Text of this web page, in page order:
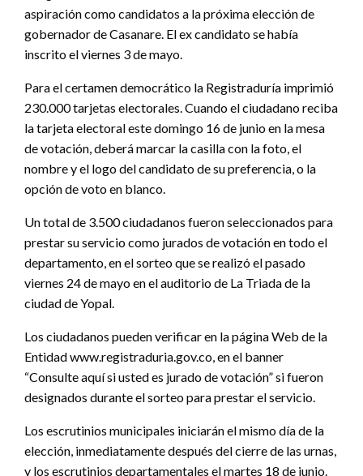
aspiración como candidatos a la próxima elección de
gobernador de Casanare. El ex candidato se había
inscrito el viernes 3 de mayo.
Para el certamen democrático la Registraduría imprimió
230.000 tarjetas electorales. Cuando el ciudadano reciba
la tarjeta electoral este domingo 16 de junio en la mesa
de votación, deberá marcar la casilla con la foto, el
nombre y el logo del candidato de su preferencia, o la
opción de voto en blanco.
Un total de 3.500 ciudadanos fueron seleccionados para
prestar su servicio como jurados de votación en todo el
departamento, en el sorteo que se realizó el pasado
viernes 24 de mayo en el auditorio de La Triada de la
ciudad de Yopal.
Los ciudadanos pueden verificar en la página Web de la
Entidad www.registraduria.gov.co, en el banner
“Consulte aquí si usted es jurado de votación” si fueron
designados durante el sorteo para prestar el servicio.
Los escrutinios municipales iniciarán el mismo día de la
elección, inmediatamente después del cierre de las urnas,
y los escrutinios departamentales el martes 18 de junio.